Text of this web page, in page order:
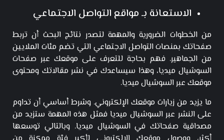
الاستعانة بـ مواقع التواصل الاجتماعي
من الخطوات الضرورية والمهمة لتصدر نتائج البحث أن تربط
صفحاتك بمنصات التواصل الاجتماعي التي تضم مئات الملايين
من الجماهير. فهم بحاجة للتعرف على موقعك عبر صفحات
السوشيال ميديا، وهذا سيساعدك في نشر مقالاتك ومحتوى
موقعك عبر السوشيال ميديا.
ما يزيد من زيارات موقعك الإلكتروني. وشرط أساسي أن تداوم
على النشر عبر السوشيال ميديا فمثل هذه المهمة ستزيد من
مصداقية صفحاتك في السوشيال ميديا. وبالتالي توسعها